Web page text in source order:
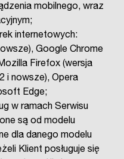
mobilnego, wraz
internetowych:
Google Chrome
Firefox (wersja
i nowsze), Opera
Edge;
w ramach Serwisu
są od modelu
dla danego modelu
Klient posługuje się